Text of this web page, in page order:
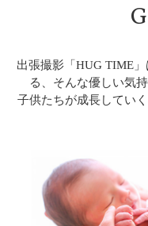
出張撮影「HUG TIME
る、そんな優しい気
子供たちが成長してい